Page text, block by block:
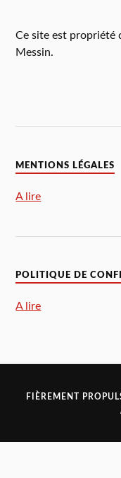
Ce site est propriété
Messin.
MENTIONS LÉGALES
A lire
POLITIQUE DE
A lire
FIÈREMENT